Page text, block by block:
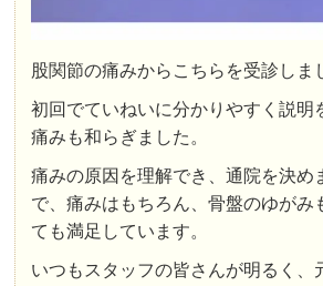
股関節の痛みからこちらを受診しま
初回でていねいに分かりやすく説明
痛みも和らぎました。
痛みの原因を理解でき、通院を決め
で、痛みはもちろん、骨盤のゆがみ
ても満足しています。
いつもスタッフの皆さんが明るく、